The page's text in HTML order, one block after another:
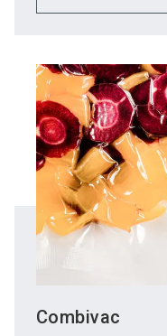
Combivac